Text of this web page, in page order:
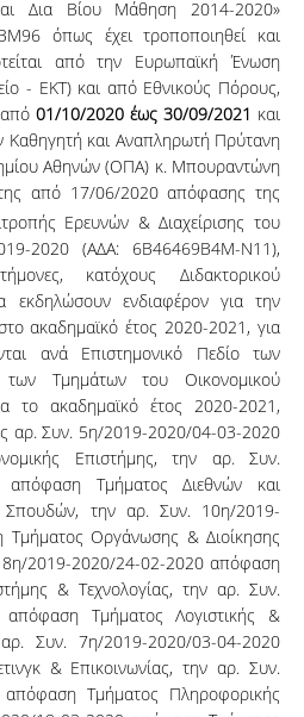
Δια Βίου Μάθηση 2014-2020»
όπως έχει τροποποιηθεί και
από την Ευρωπαϊκή Ένωση
- ΕΚΤ) και από Εθνικούς Πόρους,
01/10/2020 έως 30/09/2021 και
Καθηγητή και Αναπληρωτή Πρύτανη
Αθηνών (ΟΠΑ) κ. Μπουραντώνη
από 17/06/2020 απόφασης της
Ερευνών & Διαχείρισης του
2020 (ΑΔΑ: 6Β46469Β4Μ-Ν11),
κατόχους Διδακτορικού
εκδηλώσουν ενδιαφέρον για την
ακαδημαϊκό έτος 2020-2021, για
ανά Επιστημονικό Πεδίο των
Τμημάτων του Οικονομικού
το ακαδημαϊκό έτος 2020-2021,
αρ. Συν. 5η/2019-2020/04-03-2020
Επιστήμης, την αρ. Συν.
απόφαση Τμήματος Διεθνών και
Σπουδών, την αρ. Συν. 10η/2019-
Οργάνωσης & Διοίκησης
8η/2019-2020/24-02-2020 απόφαση
& Τεχνολογίας, την αρ. Συν.
Τμήματος Λογιστικής &
αρ. Συν. 7η/2019-2020/03-04-2020
& Επικοινωνίας, την αρ. Συν.
Τμήματος Πληροφορικής